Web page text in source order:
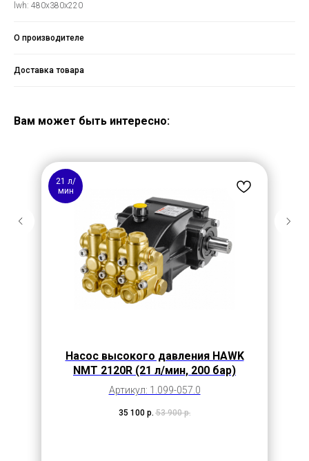
lwh: 480x380x220
О производителе
Доставка товара
Вам может быть интересно:
21 л/
мин
Насос высокого давления HAWK
NMT 2120R (21 л/мин, 200 бар)
Артикул: 1.099-057.0
35 100 р. 53 900 р.